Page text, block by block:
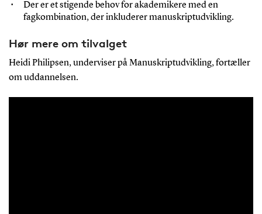
Der er et stigende behov for akademikere med en
fagkombination, der inkluderer manuskriptudvikling.
Hør mere om tilvalget
Heidi Philipsen, underviser på Manuskriptudvikling, fortæller
om uddannelsen.